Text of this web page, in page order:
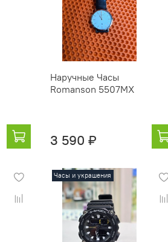
Наручные Часы
Romanson 5507MX
3 590 ₽
Часы и украшения